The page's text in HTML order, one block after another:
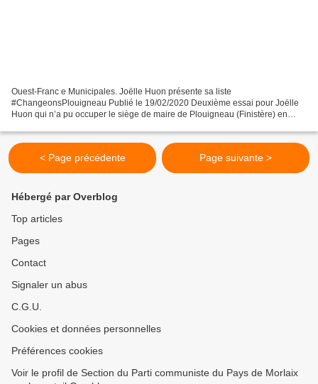
Ouest-Franc e Municipales. Joëlle Huon présente sa liste
#ChangeonsPlouigneau Publié le 19/02/2020 Deuxième essai pour Joëlle
Huon qui n’a pu occuper le siège de maire de Plouigneau (Finistère) en
< Page précédente Page suivante >
Hébergé par Overblog
Top articles
Pages
Contact
Signaler un abus
C.G.U.
Cookies et données personnelles
Préférences cookies
Voir le profil de Section du Parti communiste du Pays de Morlaix